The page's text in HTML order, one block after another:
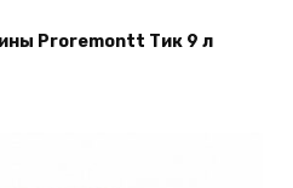
Proremontt Тик 9 л